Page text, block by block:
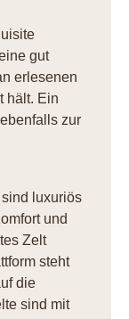
gut
erlesenen
hält. Ein
zur
luxuriös
und
Zelt
steht
die
sind mit